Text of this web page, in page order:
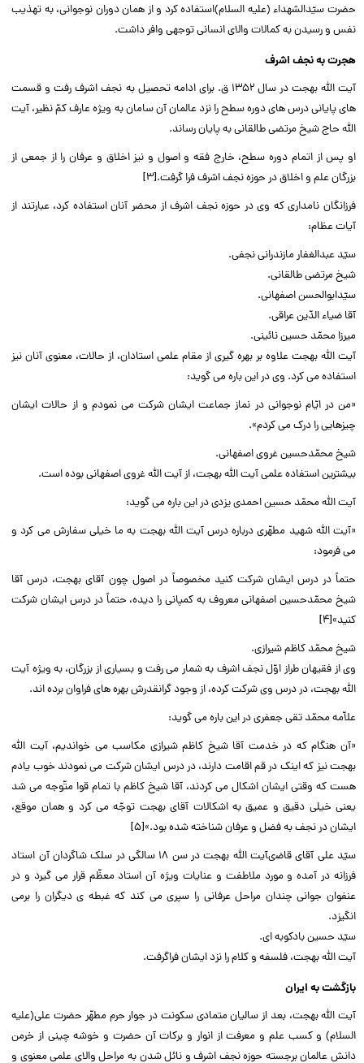
حضرت سیّدالشهداء (علیه السلام)استفاده کرد و از همان دوران نوجوانى، به تهذیب
نفس و رسیدن به کمالات والاى انسانى توجهى وافر داشت.‌‌
هجرت به نجف اشرف
آیت الله بهجت در سال ۱۳۵۲ ق. براى ادامه تحصیل به نجف اشرف رفت و قسمت
هاى پایانى درس هاى دوره سطح را نزد عالمان آن سامان به ویژه عارف کمّ نظیر، آیت
الله حاج شیخ مرتضى طالقانى به پایان رساند.‌‌
او پس از اتمام دوره سطح، خارج فقه و اصول و نیز اخلاق و عرفان را از جمعى از
بزرگان علم و اخلاق در حوزه نجف اشرف فرا گرفت.[۳]‌‌
فرزانگان نامدارى که وى در حوزه نجف اشرف از محضر آنان استفاده کرد، عبارتند از
آیات عظام:‌‌
سیّد عبدالغفار مازندرانى نجفى.‌‌
شیخ مرتضى طالقانى.‌‌
سیّدابوالحسن اصفهانى.‌‌
آقا ضیاء الدّین عراقى.‌‌
میرزا محمّد حسین نائینى.‌‌
آیت الله بهجت علاوه بر بهره گیرى از مقام علمى استادان، از حالات، معنوى آنان نیز
استفاده مى کرد. وى در این باره مى گوید:‌‌
«من در ایّام نوجوانى در نماز جماعت ایشان شرکت مى نمودم و از حالات ایشان
چیزهایى را درک مى کردم».‌‌
شیخ محمّدحسین غروى اصفهانى.‌‌
بیشترین استفاده علمى آیت الله بهجت، از آیت الله غروى اصفهانى بوده است.‌‌
آیت الله محمّد حسین احمدى یزدى در این باره مى گوید:‌‌
«آیت الله شهید مطهّرى درباره درس آیت الله بهجت به ما خیلى سفارش مى کرد و
مى فرمود:‌‌
حتماً در درس ایشان شرکت کنید مخصوصاً در اصول چون آقاى بهجت، درس آقا
شیخ محمّدحسین اصفهانى معروف به کمپانى را دیده، حتماً در درس ایشان شرکت
کنید»[۴]‌‌
شیخ محمّد کاظم شیرازى.‌‌
وى از فقیهان طراز اوّل نجف اشرف به شمار مى رفت و بسیارى از بزرگان، به ویژه آیت
الله بهجت، در درس وى شرکت کرده، از وجود گرانقدرش بهره هاى فراوان برده اند.‌‌
علاّمه محمّد تقى جعفرى در این باره مى گوید:‌‌
«آن هنگام که در خدمت آقا شیخ کاظم شیرازى مکاسب مى خواندیم، آیت الله
بهجت نیز که اینک در قم اقامت دارند، در درس ایشان شرکت مى نمودند خوب یادم
هست که وقتى ایشان اشکال مى کردند، آقا شیخ کاظم با تمام قوا متّوجه مى شد
یعنى خیلى دقیق و عمیق به اشکالات آقاى بهجت توجّه مى کرد و همان موقع،
ایشان در نجف به فضل و عرفان شناخته شده بود.»[۵]‌‌
سیّد على آقاى قاضىآیت الله بهجت در سن ۱۸ سالگى در سلک شاگردان آن استاد
فرزانه در آمده و مورد ملاطفت و عنایات ویژه آن استاد معظّم قرار مى گیرد و در
عنفوان جوانى چندان مراحل عرفانى را سپرى مى کند که غبطه ى دیگران را برمى
انگیزد.‌‌
سیّد حسین بادکوبه اى.‌‌
آیت الله بهجت، فلسفه و کلام را نزد ایشان فراگرفت.‌‌
بازگشت به ایران
آیت الله بهجت، بعد از سالیان متمادى سکونت در جوار حرم مطهّر حضرت على(علیه
السلام) و کسب علم و معرفت از انوار و برکات آن حضرت و خوشه چینى از خرمن
دانش عالمان برجسته حوزه نجف اشرف و نائل شدن به مراحل والاى علمى معنوى و